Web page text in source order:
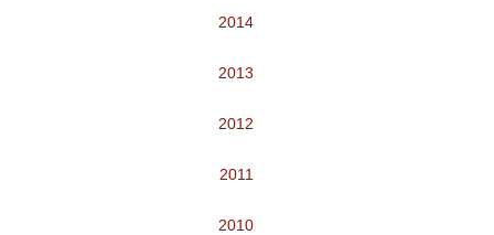
2014
2013
2012
2011
2010